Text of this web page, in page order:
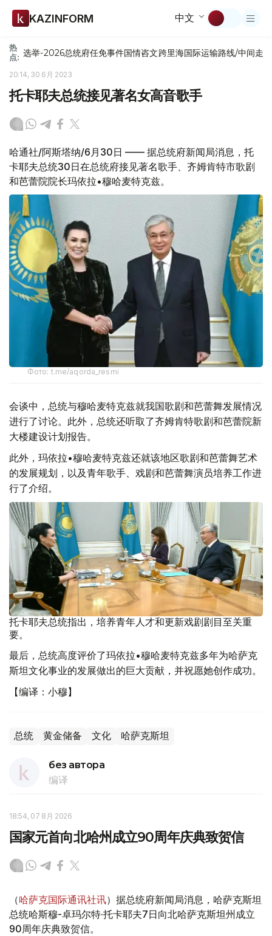
KAZINFORM 中文
热
点: 选举-2026总统府任免事件国情咨文跨里海国际运输路线/中间走廊
20:14, 30 6月 2023
托卡耶夫总统接见著名女高音歌手
哈通社/阿斯塔纳/6月30日 —— 据总统府新闻局消息，托
卡耶夫总统30日在总统府接见著名歌手、齐姆肯特市歌剧
和芭蕾院院长玛依拉•穆哈麦特克兹。
Фото: t.me/aqorda_resmi
会谈中，总统与穆哈麦特克兹就我国歌剧和芭蕾舞发展情况
进行了讨论。此外，总统还听取了齐姆肯特歌剧和芭蕾院新
大楼建设计划报告。
此外，玛依拉•穆哈麦特克兹还就该地区歌剧和芭蕾舞艺术
的发展规划，以及青年歌手、戏剧和芭蕾舞演员培养工作进
行了介绍。
托卡耶夫总统指出，培养青年人才和更新戏剧剧目至关重
要。
最后，总统高度评价了玛依拉•穆哈麦特克兹多年为哈萨克
斯坦文化事业的发展做出的巨大贡献，并祝愿她创作成功。
【编译：小穆】
总统 黄金储备 文化 哈萨克斯坦
без автора
编译
18:54, 07 8月 2026
国家元首向北哈州成立90周年庆典致贺信
（哈萨克国际通讯社讯）据总统府新闻局消息，哈萨克斯坦
总统哈斯穆-卓玛尔特·托卡耶夫7日向北哈萨克斯坦州成立
90周年庆典致贺信。